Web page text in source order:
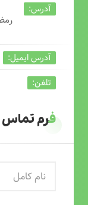
آدرس:
آدرس ایمیل:
تلفن:
فرم تماس